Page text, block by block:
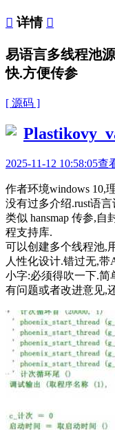
 详情 
易语言多线程池
快.方便传参
[ 源码 ]
2025-11-12 10:58:05查
作者环境windows 10,
没有过多介绍.rust语
类似 hansmap 传参,
程支持库.
可以创建多个线程池,
人性化设计.错过无,
小字:必须得吹一下.简
有问题或者改进意见,